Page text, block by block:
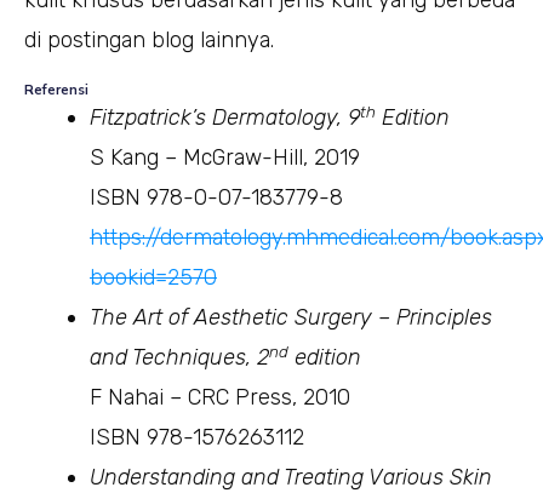
di postingan blog lainnya.
Referensi
Fitzpatrick’s Dermatology, 9th Edition
S Kang – McGraw-Hill, 2019
ISBN 978-0-07-183779-8
https://dermatology.mhmedical.com/
bookid=2570
The Art of Aesthetic Surgery – Principles
and Techniques, 2nd edition
F Nahai – CRC Press, 2010
ISBN 978-1576263112
Understanding and Treating Various Skin